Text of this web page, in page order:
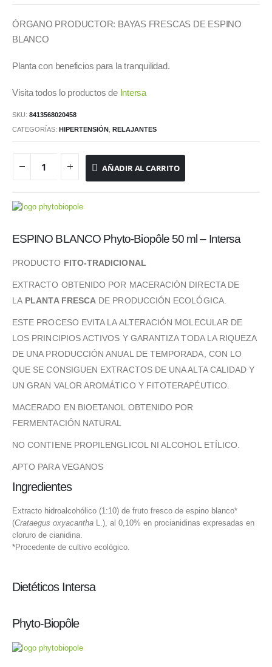
ÓRGANO PRODUCTOR: BAYAS FRESCAS DE ESPINO
BLANCO
Planta con beneficios para la tranquilidad.
Visita todos lo productos de Intersa
SKU: 8413568020458
CATEGORÍAS: HIPERTENSIÓN RELAJANTES
AÑADIR AL CARRITO
ESPINO BLANCO Phyto-Biopôle 50 ml – Intersa
PRODUCTO FITO-TRADICIONAL
EXTRACTO OBTENIDO POR MACERACIÓN DIRECTA DE
LA PLANTA FRESCA DE PRODUCCIÓN ECOLÓGICA.
ESTE PROCESO EVITA LA ALTERACIÓN MOLECULAR DE
LOS PRINCIPIOS ACTIVOS Y GARANTIZA TODA LA RIQUEZA
DE UNA PRODUCCIÓN ANUAL DE TEMPORADA, CON LO
QUE SE CONSIGUEN EXTRACTOS DE UNA ALTA CALIDAD Y
UN GRAN VALOR AROMÁTICO Y FITOTERAPÉUTICO.
MACERADO EN BIOETANOL OBTENIDO POR
FERMENTACIÓN NATURAL
NO CONTIENE PROPILENGLICOL NI ALCOHOL ETÍLICO.
APTO PARA VEGANOS
Ingredientes
Extracto hidroalcohólico (1:10) de fruto fresco de espino blanco*
(Crataegus oxyacantha L.), al 0,10% en procianidinas expresadas en
cloruro de cianidina.
*Procedente de cultivo ecológico.
Dietéticos Intersa
Phyto-Biopôle